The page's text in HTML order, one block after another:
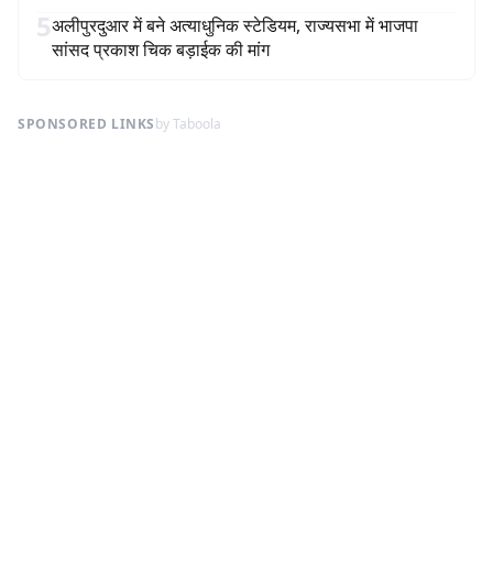
5अलीपुरदुआर में बने अत्याधुनिक स्टेडियम, राज्यसभा में भाजपा
सांसद प्रकाश चिक बड़ाईक की मांग
SPONSORED LINKSby Taboola